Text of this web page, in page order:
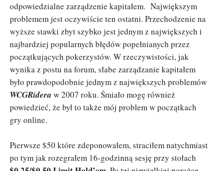
odpowiedzialne zarządzenie kapitałem. Największym
problemem jest oczywiście ten ostatni. Przechodzenie na
wyższe stawki zbyt szybko jest jednym z największych i
najbardziej popularnych błędów popełnianych przez
początkujących pokerzystów. W rzeczywistości, jak
wynika z postu na forum, słabe zarządzanie kapitałem
było prawdopodobnie jednym z największych problemów
WCGRidera w 2007 roku. Śmiało mogę również
powiedzieć, że był to także mój problem w początkach
gry online.
Pierwsze $50 które zdeponowałem, straciłem natychmiast
po tym jak rozegrałem 16-godzinną sesję przy stołach